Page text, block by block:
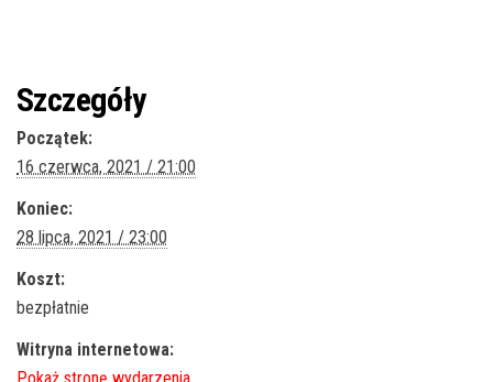
Szczegóły
Początek:
16 czerwca, 2021 / 21:00
Koniec:
28 lipca, 2021 / 23:00
Koszt:
bezpłatnie
Witryna internetowa: